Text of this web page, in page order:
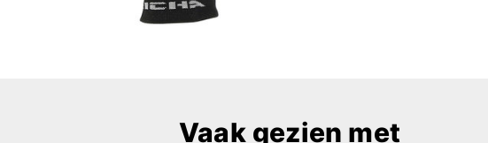
Vaak gezien met